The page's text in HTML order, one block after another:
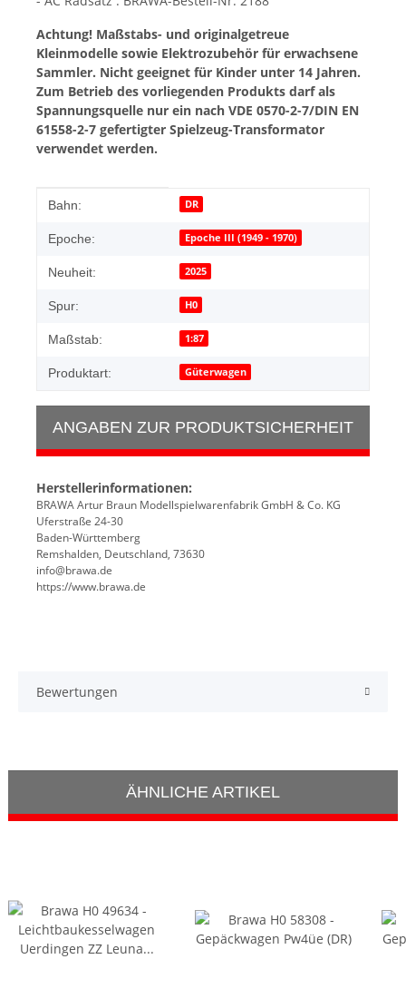
Achtung! Maßstabs- und originalgetreue
Kleinmodelle sowie Elektrozubehör für erwachsene
Sammler. Nicht geeignet für Kinder unter 14 Jahren.
Zum Betrieb des vorliegenden Produkts darf als
Spannungsquelle nur ein nach VDE 0570-2-7/DIN EN
61558-2-7 gefertigter Spielzeug-Transformator
verwendet werden.
Produkteigenschaft
Wert
Bahn: DR
Epoche: Epoche III (1949 - 1970)
Neuheit: 2025
Spur: H0
Maßstab: 1:87
Produktart: Güterwagen
ANGABEN ZUR PRODUKTSICHERHEIT
Herstellerinformationen:
BRAWA Artur Braun Modellspielwarenfabrik GmbH & Co. KG
Uferstraße 24-30
Baden-Württemberg
Remshalden, Deutschland, 73630
info@brawa.de
https://www.brawa.de
Bewertungen
ÄHNLICHE ARTIKEL